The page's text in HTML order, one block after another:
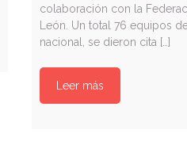
colaboración con la
León. Un total 76 equipos
nacional, se dieron cita […]
Leer más